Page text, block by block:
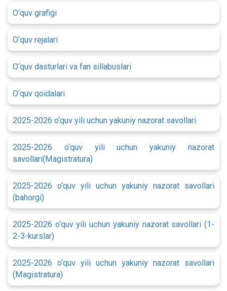
O‘quv grafigi
O‘quv rejalari
O‘quv dasturlari va fan sillabuslari
O‘quv qoidalari
2025-2026 o‘quv yili uchun yakuniy nazorat savollari
2025-2026 o‘quv yili uchun yakuniy nazorat
savollari(Magistratura)
2025-2026 o‘quv yili uchun yakuniy nazorat savollari
(bahorgi)
2025-2026 o‘quv yili uchun yakuniy nazorat savollari (1-
2-3-kurslar)
2025-2026 o‘quv yili uchun yakuniy nazorat savollari
(Magistratura)